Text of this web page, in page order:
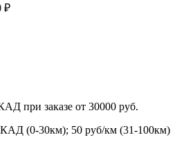
₽
при заказе от 30000 руб.
(0-30км); 50 руб/км (31-100км)